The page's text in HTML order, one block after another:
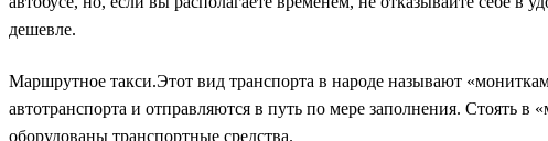
дешевле.
Маршрутное такси.Этот вид транспорта в народе называют
автотранспорта и отправляются в путь по мере заполнения. Стоять
оборудованы транспортные средства.